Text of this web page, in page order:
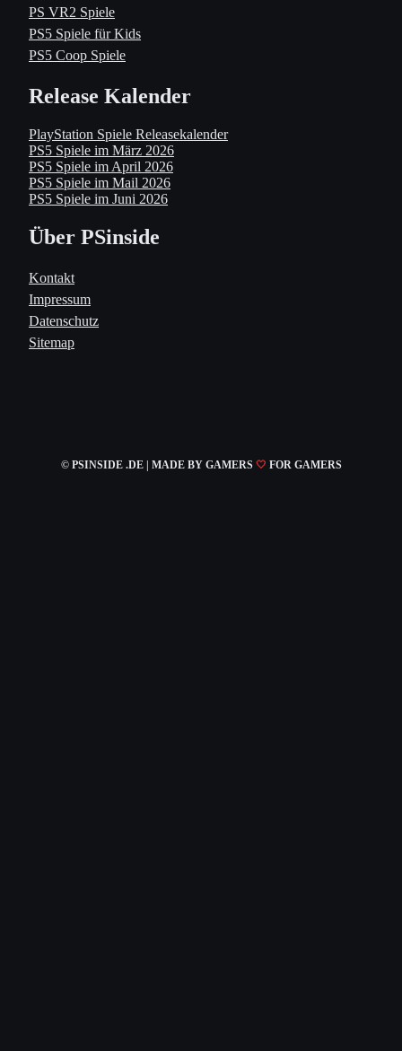
PS VR2 Spiele
PS5 Spiele für Kids
PS5 Coop Spiele
Release Kalender
PlayStation Spiele Releasekalender
PS5 Spiele im März 2026
PS5 Spiele im April 2026
PS5 Spiele im Mail 2026
PS5 Spiele im Juni 2026
Über PSinside
Kontakt
Impressum
Datenschutz
Sitemap
© PSINSIDE .DE | MADE BY GAMERS 🤍 FOR GAMERS